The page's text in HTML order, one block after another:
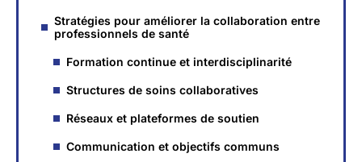
Stratégies pour améliorer la collaboration entre
professionnels de santé
Formation continue et interdisciplinarité
Structures de soins collaboratives
Réseaux et plateformes de soutien
Communication et objectifs communs